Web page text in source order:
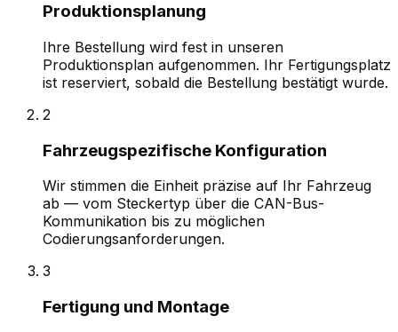
Produktionsplanung
Ihre Bestellung wird fest in unseren
Produktionsplan aufgenommen. Ihr Fertigungsplatz
ist reserviert, sobald die Bestellung bestätigt wurde.
2
Fahrzeugspezifische Konfiguration
Wir stimmen die Einheit präzise auf Ihr Fahrzeug
ab — vom Steckertyp über die CAN-Bus-
Kommunikation bis zu möglichen
Codierungsanforderungen.
3
Fertigung und Montage